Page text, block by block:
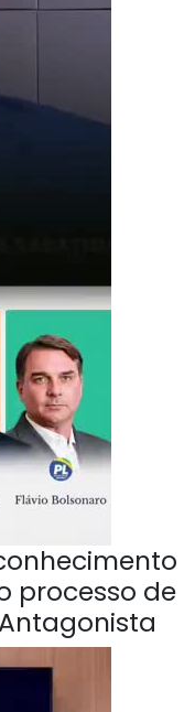
processo de